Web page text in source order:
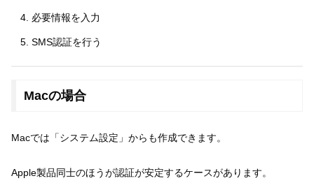
必要情報を入力
SMS認証を行う
Macの場合
Macでは「システム設定」からも作成できます。
Apple製品同士のほうが認証が安定するケースがあります。